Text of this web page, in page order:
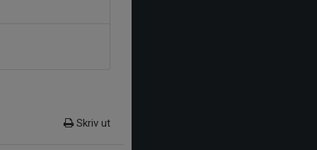
Skriv ut